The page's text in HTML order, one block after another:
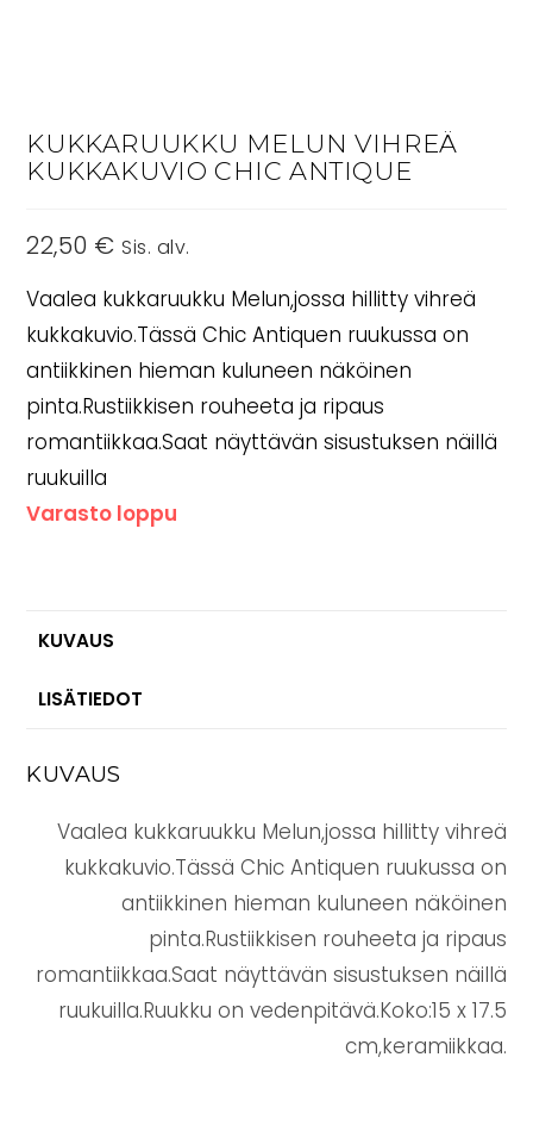
KUKKARUUKKU MELUN VIHREÄ
KUKKAKUVIO CHIC ANTIQUE
22,50 € Sis. alv.
Vaalea kukkaruukku Melun,jossa hillitty vihreä
kukkakuvio.Tässä Chic Antiquen ruukussa on
antiikkinen hieman kuluneen näköinen
pinta.Rustiikkisen rouheeta ja ripaus
romantiikkaa.Saat näyttävän sisustuksen näillä
ruukuilla
Varasto loppu
KUVAUS
LISÄTIEDOT
KUVAUS
Vaalea kukkaruukku Melun,jossa hillitty vihreä
kukkakuvio.Tässä Chic Antiquen ruukussa on
antiikkinen hieman kuluneen näköinen
pinta.Rustiikkisen rouheeta ja ripaus
romantiikkaa.Saat näyttävän sisustuksen näillä
ruukuilla.Ruukku on vedenpitävä.Koko:15 x 17.5
cm,keramiikkaa.